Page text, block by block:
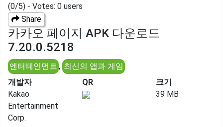
(0/5) - Votes: 0 users
Share
카카오 페이지 APK 다운로드
7.20.0.5218
엔터테인먼트 , 최신의 앱과 게임
개발자
Kakao
Entertainment
Corp.
QR
크기
39 MB